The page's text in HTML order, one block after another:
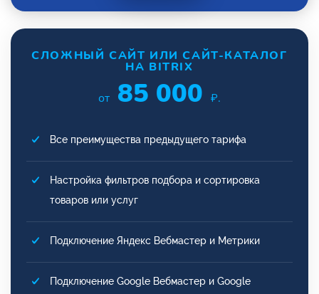
СЛОЖНЫЙ САЙТ ИЛИ САЙТ-КАТАЛОГ
НА BITRIX
от 85 000 ₽.
Все преимущества предыдущего тарифа
Настройка фильтров подбора и сортировка
товаров или услуг
Подключение Яндекс Вебмастер и Метрики
Подключение Google Вебмастер и Google